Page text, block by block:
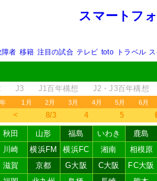
スマートフ
障者 移籍 注目の試合 テレビ toto トラベル
J3 J1百年構想 J2・J3百年構想
1月 2月 3月 4月 5月 6月
＜ 8/3 4 5
秋田 山形 福島 いわき 鹿島
川崎 横浜FM 横浜FC 湘南 相模原
滋賀 京都 G大阪 C大阪 FC大阪